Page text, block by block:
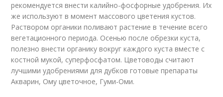
рекомендуется внести калийно-фосфорные удобрения. Их
же используют в момент массового цветения кустов.
Раствором органики поливают растение в течение всего
вегетационного периода. Осенью после обрезки куста,
полезно внести органику вокруг каждого куста вместе с
костной мукой, суперфосфатом. Цветоводы считают
лучшими удобрениями для дубков готовые препараты
Акварин, Ому цветочное, Гуми-Оми.